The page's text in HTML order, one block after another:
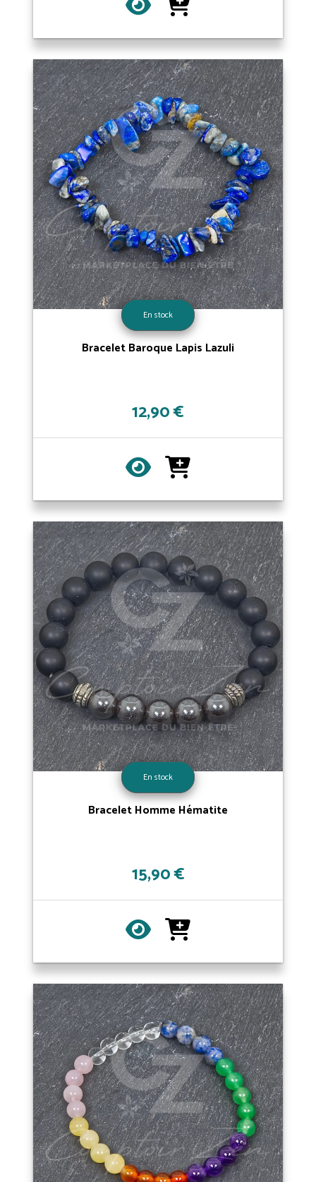
En stock
Bracelet Baroque Lapis Lazuli
12,90 €
En stock
Bracelet Homme Hématite
15,90 €